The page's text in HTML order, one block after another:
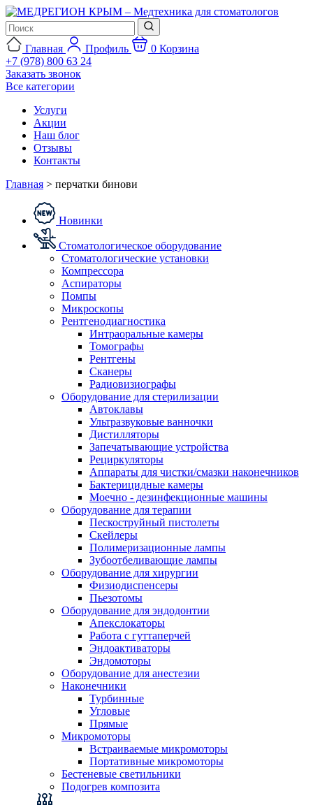
Главная Профиль 0 Корзина
+7 (978) 800 63 24
Заказать звонок
Все категории
Услуги
Акции
Наш блог
Отзывы
Контакты
Главная > перчатки бинови
Новинки
Стоматологическое оборудование
Стоматологические установки
Компрессора
Аспираторы
Помпы
Микроскопы
Рентгенодиагностика
Интраоральные камеры
Томографы
Рентгены
Сканеры
Радиовизиографы
Оборудование для стерилизации
Автоклавы
Ультразвуковые ванночки
Дистилляторы
Запечатывающие устройства
Рециркуляторы
Аппараты для чистки/смазки наконечников
Бактерицидные камеры
Моечно - дезинфекционные машины
Оборудование для терапии
Пескоструйный пистолеты
Скейлеры
Полимеризационные лампы
Зубоотбеливающие лампы
Оборудование для хирургии
Физиодиспенсеры
Пьезотомы
Оборудование для эндодонтии
Апекслокаторы
Работа с гуттаперчей
Эндоактиваторы
Эндомоторы
Оборудование для анестезии
Наконечники
Турбинные
Угловые
Прямые
Микромоторы
Встраиваемые микромоторы
Портативные микромоторы
Бестеневые светильники
Подогрев композита